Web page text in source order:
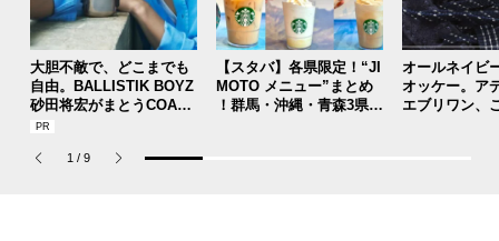
大胆不敵で、どこまでも
自由。BALLISTIK BOYZ
砂田将宏がまとうCOACH
の新作フレグランス「コ
パルファム」
【スタバ】各県限定！“JI
MOTO メニュー”まとめ
！群馬・沖縄・青森3県分
オールネイビ
オッケー。ア
エブリワン、
1 / 9